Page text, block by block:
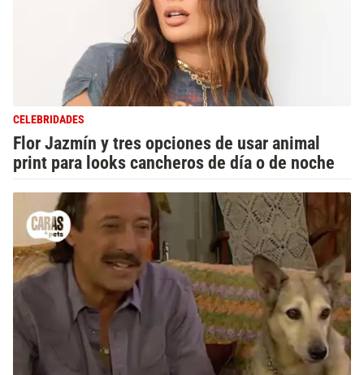
CELEBRIDADES
Flor Jazmín y tres opciones de usar animal
print para looks cancheros de día o de noche